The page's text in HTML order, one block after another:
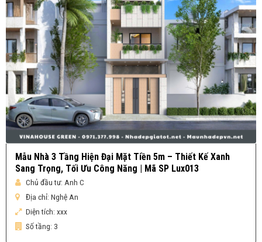
Mẫu Nhà 3 Tầng Hiện Đại Mặt Tiền 5m – Thiết Kế Xanh
Sang Trọng, Tối Ưu Công Năng | Mã SP Lux013
Chủ đầu tư: Anh C
Địa chỉ: Nghệ An
Diện tích: xxx
Số tầng: 3